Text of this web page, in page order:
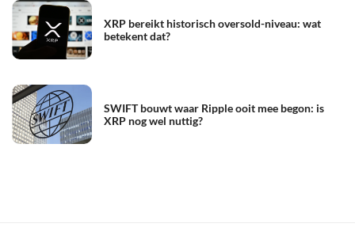
XRP bereikt historisch oversold-niveau: wat
betekent dat?
SWIFT bouwt waar Ripple ooit mee begon: is
XRP nog wel nuttig?